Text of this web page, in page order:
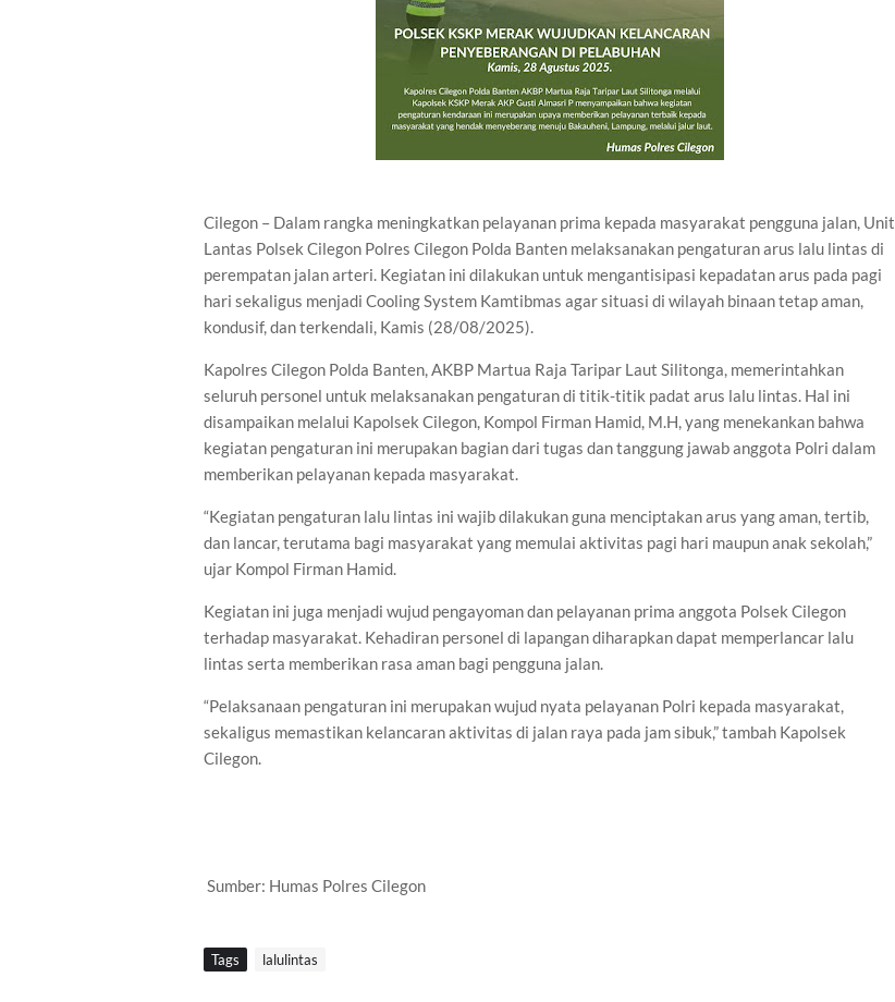
Cilegon – Dalam rangka meningkatkan pelayanan prima kepada masyarakat pengguna jalan, Unit
Lantas Polsek Cilegon Polres Cilegon Polda Banten melaksanakan pengaturan arus lalu lintas di
perempatan jalan arteri. Kegiatan ini dilakukan untuk mengantisipasi kepadatan arus pada pagi
hari sekaligus menjadi Cooling System Kamtibmas agar situasi di wilayah binaan tetap aman,
kondusif, dan terkendali, Kamis (28/08/2025).
Kapolres Cilegon Polda Banten, AKBP Martua Raja Taripar Laut Silitonga, memerintahkan
seluruh personel untuk melaksanakan pengaturan di titik-titik padat arus lalu lintas. Hal ini
disampaikan melalui Kapolsek Cilegon, Kompol Firman Hamid, M.H, yang menekankan bahwa
kegiatan pengaturan ini merupakan bagian dari tugas dan tanggung jawab anggota Polri dalam
memberikan pelayanan kepada masyarakat.
“Kegiatan pengaturan lalu lintas ini wajib dilakukan guna menciptakan arus yang aman, tertib,
dan lancar, terutama bagi masyarakat yang memulai aktivitas pagi hari maupun anak sekolah,”
ujar Kompol Firman Hamid.
Kegiatan ini juga menjadi wujud pengayoman dan pelayanan prima anggota Polsek Cilegon
terhadap masyarakat. Kehadiran personel di lapangan diharapkan dapat memperlancar lalu
lintas serta memberikan rasa aman bagi pengguna jalan.
“Pelaksanaan pengaturan ini merupakan wujud nyata pelayanan Polri kepada masyarakat,
sekaligus memastikan kelancaran aktivitas di jalan raya pada jam sibuk,” tambah Kapolsek
Cilegon.
Sumber: Humas Polres Cilegon
Tags lalulintas